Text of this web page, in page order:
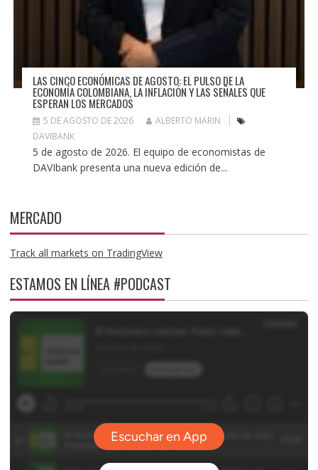
LAS CINCO ECONÓMICAS DE AGOSTO: EL PULSO DE LA
ECONOMÍA COLOMBIANA, LA INFLACIÓN Y LAS SEÑALES QUE
ESPERAN LOS MERCADOS
5 DE AGOSTO DE 2026
ALBERTO MARIN
DAVIBANK
5 de agosto de 2026. El equipo de economistas de
DAVIbank presenta una nueva edición de...
MERCADO
Track all markets on TradingView
ESTAMOS EN LÍNEA #PODCAST